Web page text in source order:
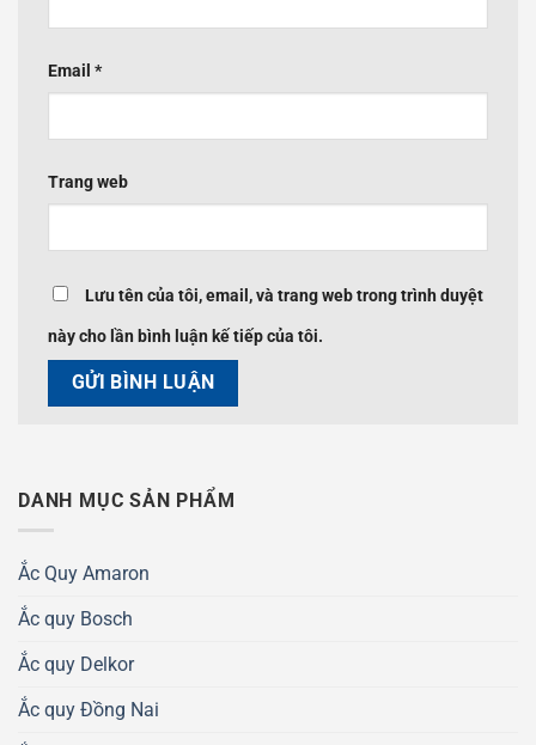
Email *
Trang web
Lưu tên của tôi, email, và trang web trong trình duyệt
này cho lần bình luận kế tiếp của tôi.
DANH MỤC SẢN PHẨM
Ắc Quy Amaron
Ắc quy Bosch
Ắc quy Delkor
Ắc quy Đồng Nai